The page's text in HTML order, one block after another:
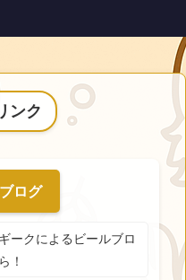
ンク
ログ
ークによるビールブロ
！